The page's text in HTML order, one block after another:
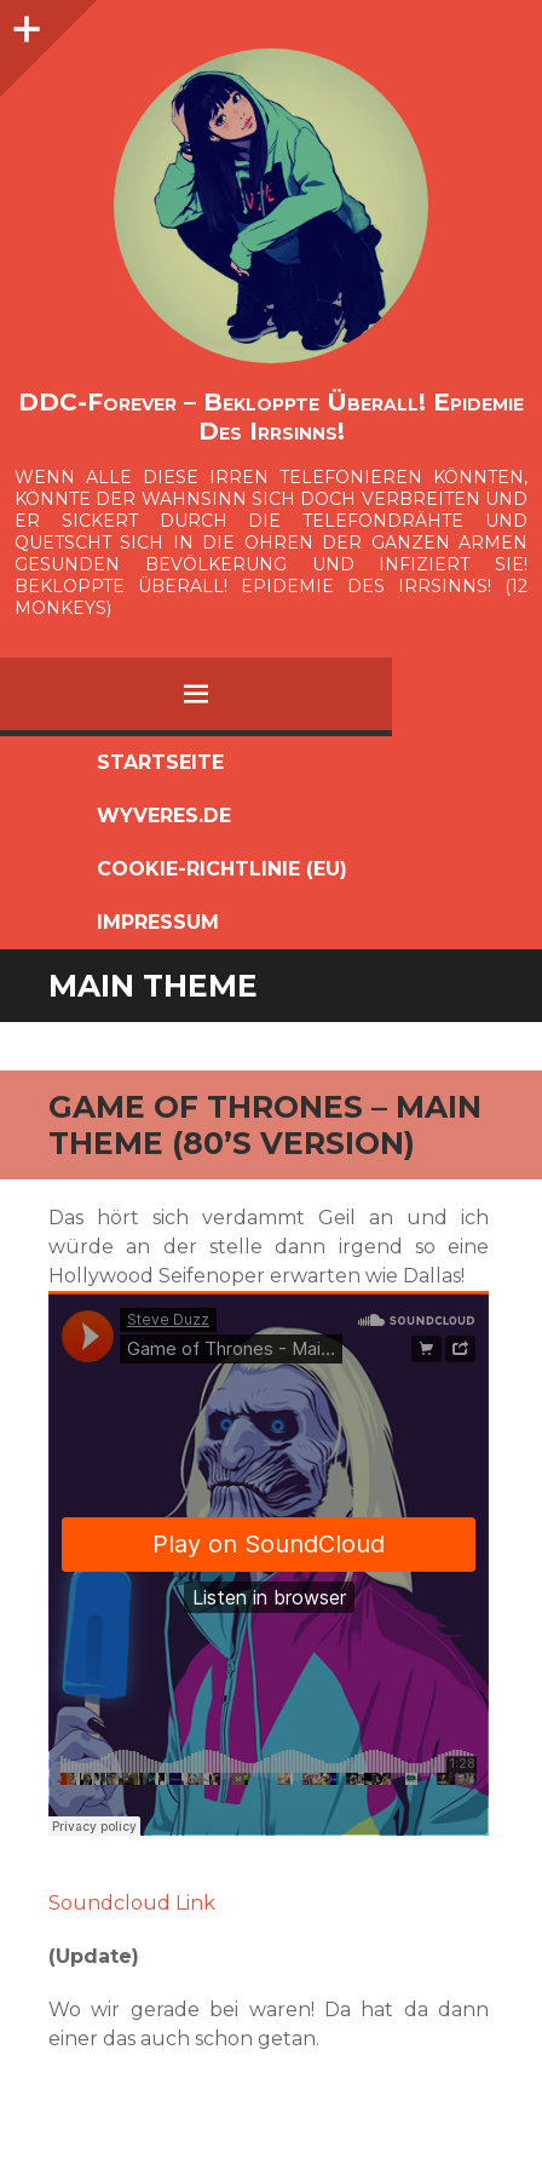
O
p
e
n
i
d
e
b
a
DDC-Forever – Bekloppte Überall! Epidemie
Des Irrsinns!
WENN ALLE DIESE IRREN TELEFONIEREN KÖNNTEN,
KÖNNTE DER WAHNSINN SICH DOCH VERBREITEN UND
ER SICKERT DURCH DIE TELEFONDRÄHTE UND
QUETSCHT SICH IN DIE OHREN DER GANZEN ARMEN
GESUNDEN BEVÖLKERUNG UND INFIZIERT SIE!
BEKLOPPTE ÜBERALL! EPIDEMIE DES IRRSINNS! (12
MONKEYS)
MENÜ
SPRINGEN
STARTSEITE
WYVERES.DE
COOKIE-RICHTLINIE (EU)
IMPRESSUM
Seitenleiste
MAIN THEME
GAME OF THRONES – MAIN
THEME (80’S VERSION)
Das hört sich verdammt Geil an und ich
würde an der stelle dann irgend so eine
Hollywood Seifenoper erwarten wie Dallas!
Soundcloud Link
(Update)
Wo wir gerade bei waren! Da hat da dann
einer das auch schon getan.